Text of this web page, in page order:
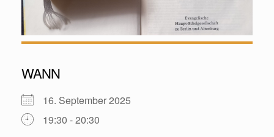
WANN
16. September 2025
19:30 - 20:30